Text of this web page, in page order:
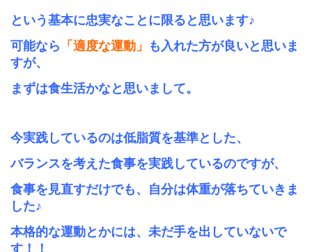
という基本に忠実なことに限ると思います♪
可能なら 「適度な運動」
も入れた方が良いと思いま
すが、
まずは食生活かなと思いまして。
今実践しているのは低脂質を基準とした、
バランスを考えた食事を実践しているのですが、
食事を見直すだけでも、自分は体重が落ちていきま
した♪
本格的な運動とかには、未だ手を出していないで
す！！